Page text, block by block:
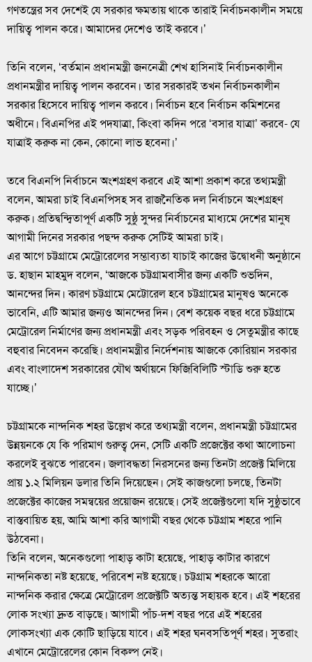
গণতন্ত্রের সব দেশেই যে সরকার ক্ষমতায় থাকে তারাই নির্বাচনকালীন সময়ে
দায়িত্ব পালন করে। আমাদের দেশেও তাই করবে।’
তিনি বলেন, ‘বর্তমান প্রধানমন্ত্রী জননেত্রী শেখ হাসিনাই নির্বাচনকালীন
প্রধানমন্ত্রীর দায়িত্ব পালন করবেন। তার সরকারই তখন নির্বাচনকালীন
সরকার হিসেবে দায়িত্ব পালন করবে। নির্বাচন হবে নির্বাচন কমিশনের
অধীনে। বিএনপির এই পদযাত্রা, কিংবা কদিন পরে ‘বসার যাত্রা’ করবে- যে
যাত্রাই করুক না কেন, কোনো লাভ হবেনা।’
তবে বিএনপি নির্বাচনে অংশগ্রহণ করবে এই আশা প্রকাশ করে তথ্যমন্ত্রী
বলেন, আমরা চাই বিএনপিসহ সব রাজনৈতিক দল নির্বাচনে অংশগ্রহণ
করুক। প্রতিদ্বন্দ্বিতাপূর্ণ একটি সুষ্ঠু সুন্দর নির্বাচনের মাধ্যমে দেশের মানুষ
আগামী দিনের সরকার পছন্দ করুক সেটিই আমরা চাই।
এর আগে চট্টগ্রামে মেট্রোরেলের সম্ভাব্যতা যাচাই কাজের উদ্বোধনী অনুষ্ঠানে
ড. হাছান মাহমুদ বলেন, ‘আজকে চট্টগ্রামবাসীর জন্য একটি শুভদিন,
আনন্দের দিন। কারণ চট্টগ্রামে মেট্টোরেল হবে চট্টগ্রামের মানুষও অনেকে
ভাবেনি, এটি আমার জন্যও আনন্দের দিন। বেশ কয়েক বছর ধরে চট্টগ্রামে
মেট্রোরেল নির্মাণের জন্য প্রধানমন্ত্রী এবং সড়ক পরিবহন ও সেতুমন্ত্রীর কাছে
বহুবার নিবেদন করেছি। প্রধানমন্ত্রীর নির্দেশনায় আজকে কোরিয়ান সরকার
এবং বাংলাদেশ সরকারের যৌথ অর্থায়নে ফিজিবিলিটি স্টাডি শুরু হতে
যাচ্ছে।’
চট্টগ্রামকে নান্দনিক শহর উল্লেখ করে তথ্যমন্ত্রী বলেন, প্রধানমন্ত্রী চট্টগ্রামের
উন্নয়নকে যে কি পরিমাণ গুরুত্ব দেন, সেটি একটি প্রজেক্টের কথা আলোচনা
করলেই বুঝতে পারবেন। জলাবদ্ধতা নিরসনের জন্য তিনটা প্রজেক্ট মিলিয়ে
প্রায় ১.২ মিলিয়ন ডলার তিনি দিয়েছেন। সেই কাজগুলো চলছে, তিনটা
প্রজেক্টের কাজের সমন্বয়ের প্রয়োজন রয়েছে। সেই প্রজেক্টগুলো যদি সুষ্ঠুভাবে
বাস্তবায়িত হয়, আমি আশা করি আগামী বছর থেকে চট্টগ্রাম শহরে পানি
উঠবেনা।
তিনি বলেন, অনেকগুলো পাহাড় কাটা হয়েছে, পাহাড় কাটার কারণে
নান্দনিকতা নষ্ট হয়েছে, পরিবেশ নষ্ট হয়েছে। চট্টগ্রাম শহরকে আরো
নান্দনিক করার ক্ষেত্রে মেট্রোরেল প্রজেক্টটি অত্যন্ত সহায়ক হবে। এই শহরের
লোক সংখ্যা দ্রুত বাড়ছে। আগামী পাঁচ-দশ বছর পরে এই শহরের
লোকসংখ্যা এক কোটি ছাড়িয়ে যাবে। এই শহর ঘনবসতিপূর্ণ শহর। সুতরাং
এখানে মেট্রোরেলের কোন বিকল্প নেই।